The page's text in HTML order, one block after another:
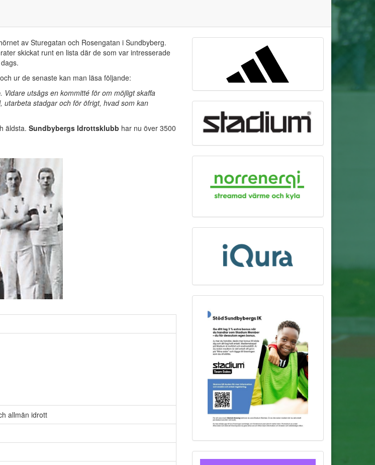
av Sturegatan och Rosengatan i Sundbyberg.
skickat runt en lista där de som var intresserade
ur de senaste kan man läsa följande:
utsågs en kommitté för om möjligt skaffa
stadgar och för öfrigt, hvad som kan
äldsta. Sundbybergs Idrottsklubb har nu över 3500
allmän idrott